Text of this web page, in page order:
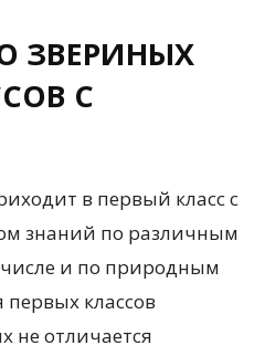
ЗВЕРИНЫХ
С
в первый класс с
знаний по различным
и по природным
классов
не отличается